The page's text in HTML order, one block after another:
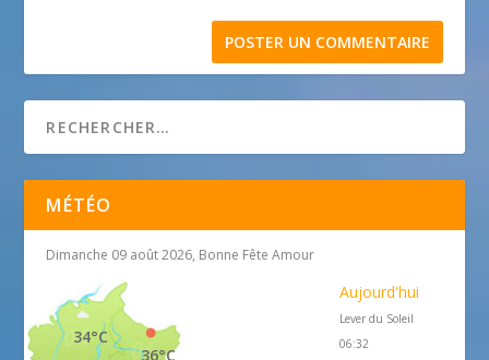
MÉTÉO
Dimanche 09 août 2026, Bonne Fête Amour
36°C
34°C
Aujourd'hui
Lever du Soleil
06:32